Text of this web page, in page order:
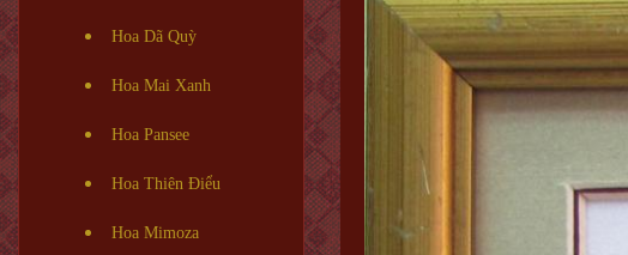
Hoa Dã Quỳ
Hoa Mai Xanh
Hoa Pansee
Hoa Thiên Điểu
Hoa Mimoza